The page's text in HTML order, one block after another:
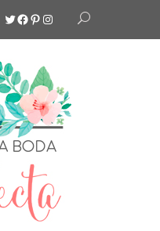
Twitter
Facebook
Pinterest
Instagram